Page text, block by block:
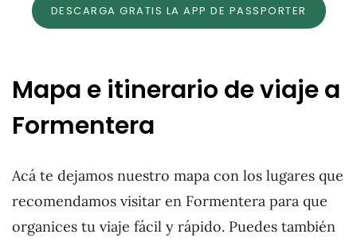
DESCARGA GRATIS LA APP DE PASSPORTER
Mapa e itinerario de viaje a
Formentera
Acá te dejamos nuestro mapa con los lugares que
recomendamos visitar en Formentera para que
organices tu viaje fácil y rápido. Puedes también